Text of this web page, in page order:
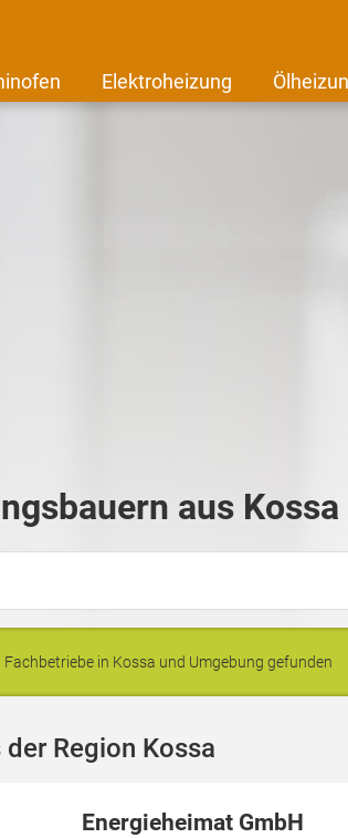
Elektroheizung
aus
Fachbetriebe in Kossa und Umgebung gefunden
Region Kossa
Energieheimat GmbH